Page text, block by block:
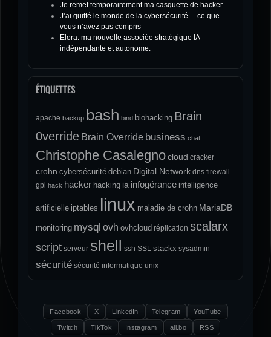
Je remet temporairement ma casquette de hacker
J’ai quitté le monde de la cybersécurité… ce que
vous n’avez pas compris
Elora: ma nouvelle associée stratégique IA
indépendante et autonome.
ÉTIQUETTES
apache backup bash bind biohacking Brain
0verride Brain Override business chat
Christophe Casalegnocloud cracker
crohn cybersécurité debian Digital Network dns firewall
gpl
hack hacker hacking ia infogérance intelligence
artificielle iptables linux maladie de crohn MariaDB
monitoring mysql ovh ovhcloud réplication scalarx
script serveur shell ssh SSL stackx sysadmin
sécurité sécurité informatique unix
Facebook X LinkedIn Telegram YouTube
Twitch TikTok Instagram all.bo
RSS